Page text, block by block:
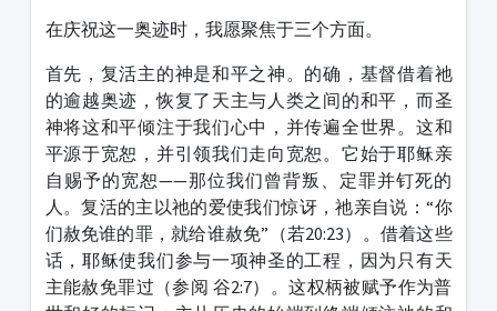
在庆祝这一奥迹时，我愿聚焦于三个方面。
首先，复活主的神是和平之神。的确，基督借着祂
的逾越奥迹，恢复了天主与人类之间的和平，而圣
神将这和平倾注于我们心中，并传遍全世界。这和
平源于宽恕，并引领我们走向宽恕。它始于耶稣亲
自赐予的宽恕——那位我们曾背叛、定罪并钉死的
人。复活的主以祂的爱使我们惊讶，祂亲自说：“你
们赦免谁的罪，就给谁赦免”（若20:23）。借着这些
话，耶稣使我们参与一项神圣的工程，因为只有天
主能赦免罪过（参阅 谷2:7）。这权柄被赋予作为普